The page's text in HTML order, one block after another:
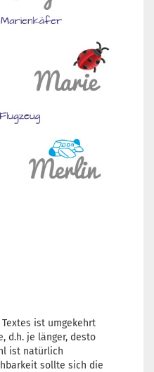
ist umgekehrt
d.h. je länger, desto
ist natürlich
sollte sich die